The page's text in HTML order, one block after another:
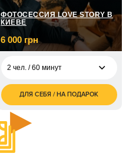
ФОТОСЕССИЯ LOVE STORY В
КИЕВЕ
6 000 грн
2 чел. / 60 минут
6 000
грн
ДЛЯ СЕБЯ / НА ПОДАРОК